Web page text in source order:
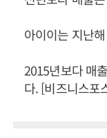
아이이는 지난
2015년보다 매
다. [비즈니스포